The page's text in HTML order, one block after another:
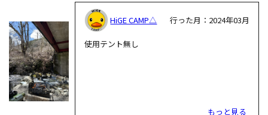
HiGE CAMP△ 行った月：2024年03月
使用テント無し
もっと見る